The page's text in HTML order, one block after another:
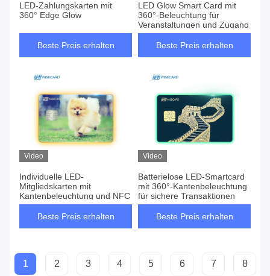
LED-Zahlungskarten mit
360° Edge Glow
Beste Preis erhalten
LED Glow Smart Card mit
360°-Beleuchtung für
Veranstaltungen und Zugang
Beste Preis erhalten
Video
Individuelle LED-
Mitgliedskarten mit
Kantenbeleuchtung und NFC
Beste Preis erhalten
Video
Batterielose LED-Smartcard
mit 360°-Kantenbeleuchtung
für sichere Transaktionen
Beste Preis erhalten
1 2 3 4 5 6 7 8